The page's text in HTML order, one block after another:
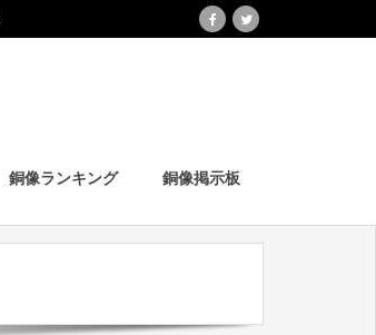
銅像ランキング 銅像掲示板